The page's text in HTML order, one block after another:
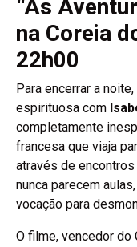
“As
na Coreia
22h00
Para encerrar a
espirituosa com
completamente
francesa que viaja
através de
nunca parecem
vocação para
O filme, vencedor do